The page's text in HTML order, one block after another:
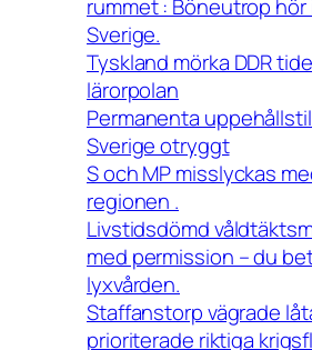
rummet : Böneutrop
Sverige.
Tyskland mörka DDR
lärorpolan
Permanenta
Sverige otryggt
S och MP misslyckas
regionen .
Livstidsdömd
med permission – du
lyxvården.
Staffanstorp vägrade
prioriterade riktiga